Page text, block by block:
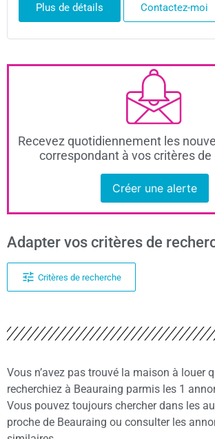
Plus de détails Contactez-moi
Recevez quotidiennement les
correspondant à vos critères de
Créer une alerte
Adapter vos critères de
Critères de recherche
Vous n’avez pas trouvé la maison à louer
recherchiez à Beauraing parmis les 1
Vous pouvez toujours chercher dans les
proche de Beauraing ou consulter les